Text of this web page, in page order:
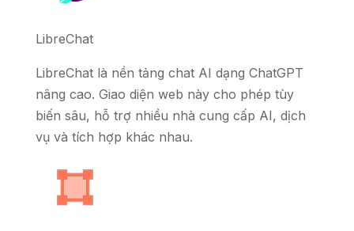
LibreChat
LibreChat là nền tảng chat AI dạng ChatGPT
nâng cao. Giao diện web này cho phép tùy
biến sâu, hỗ trợ nhiều nhà cung cấp AI, dịch
vụ và tích hợp khác nhau.